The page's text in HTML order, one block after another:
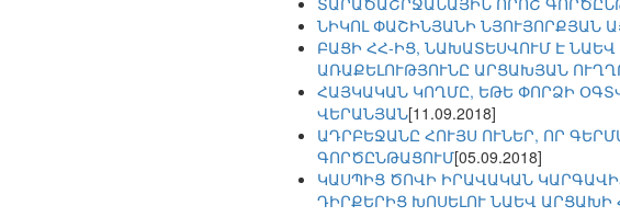
ՆԻԿՈԼ ՓԱՇԻՆՅԱՆԻ ՆՅՈՒՅՈՐՔՅԱՆ
ԲԱՑԻ ՀՀ-ԻՑ, ՆԱԽԱՏԵՍՎՈՒՄ Է
ԱՌԱՔԵԼՈՒԹՅՈՒՆԸ ԱՐՑԱԽՅԱՆ
ՀԱՅԿԱԿԱՆ ԿՈՂՄԸ, ԵԹԵ ՓՈՐՁԻ
ՎԵՐԱՆՅԱՆ[11.09.2018]
ԱԴՐԲԵՋԱՆԸ ՀՈՒՅՍ ՈՒՆԵՐ, ՈՐ
ԳՈՐԾԸՆԹԱՑՈՒՄ[05.09.2018]
ԿԱՍՊԻՑ ԾՈՎԻ ԻՐԱՎԱԿԱՆ
ԴԻՐՔԵՐԻՑ ԽՈՍԵԼՈՒ ՆԱԵՎ